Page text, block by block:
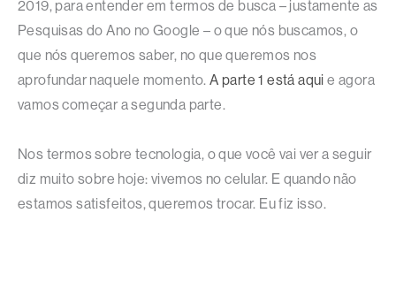
2019, para entender em termos de busca – justamente as
Pesquisas do Ano no Google – o que nós buscamos, o
que nós queremos saber, no que queremos nos
aprofundar naquele momento.A parte 1 está aqui e agora
vamos começar a segunda parte.
Nos termos sobre tecnologia, o que você vai ver a seguir
diz muito sobre hoje: vivemos no celular. E quando não
estamos satisfeitos, queremos trocar. Eu fiz isso.